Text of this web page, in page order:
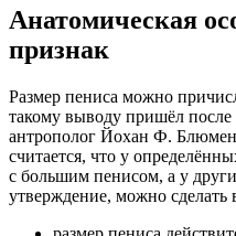
Анатомическая
признак
Размер пениса можно
такому выводу пришёл
антрополог Йохан Ф.
считается, что у
с большим пенисом, а у
утверждение, можно сделать